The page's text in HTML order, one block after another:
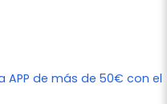
APP de más de 50€ con el